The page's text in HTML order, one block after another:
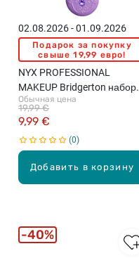
Добавить в корзину
02.08.2026 - 01.09.2026
Подарок за покупку
свыше 19,99 евро!
NYX PROFESSIONAL
MAKEUP Bridgerton набор
для губ, 02 Amethyst Amour,
Talk Of The Ton
Обычная цена
9,99 €
19,99 €
0
40%